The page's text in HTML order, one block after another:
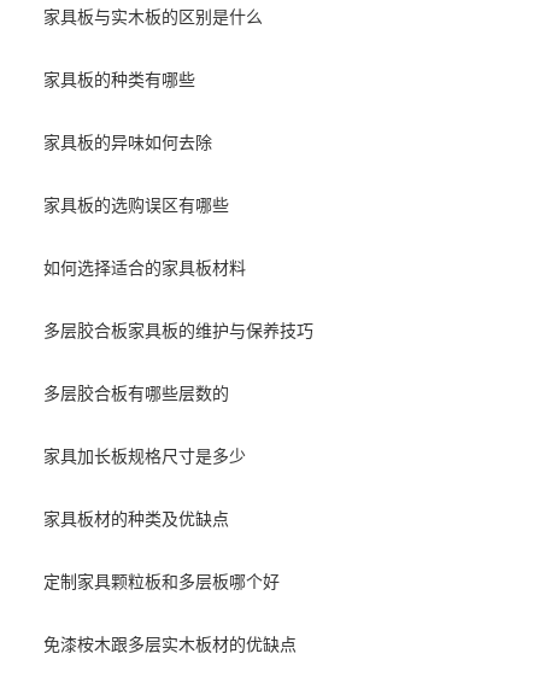
家具板与实木板的区别是什么
家具板的种类有哪些
家具板的异味如何去除
家具板的选购误区有哪些
如何选择适合的家具板材料
多层胶合板家具板的维护与保养技巧
多层胶合板有哪些层数的
家具加长板规格尺寸是多少
家具板材的种类及优缺点
定制家具颗粒板和多层板哪个好
免漆桉木跟多层实木板材的优缺点